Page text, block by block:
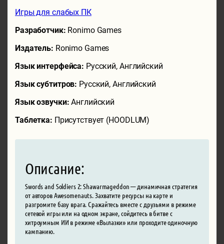
Игры для слабых ПК
Разработчик: Ronimo Games
Издатель: Ronimo Games
Язык интерфейса: Русский, Английский
Язык субтитров: Русский, Английский
Язык озвучки:Английский
Таблетка: Присутствует (HOODLUM)
Описание:
Swords and Soldiers 2: Shawarmageddon — динамичная стратегия
от авторов Awesomenauts. Захватите ресурсы на карте и
разгромите базу врага. Сражайтесь вместе с друзьями в режиме
сетевой игры или на одном экране, сойдитесь в битве с
хитроумным ИИ в режиме «Вылазки» или проходите одиночную
кампанию.